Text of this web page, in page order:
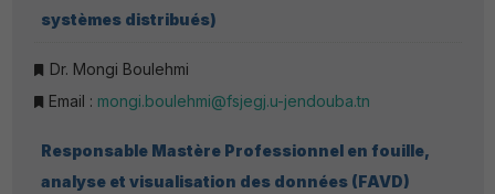
systèmes distribués)
Dr. Mongi Boulehmi
Email : mongi.boulehmi@fsjegj.u-jendouba.tn
Responsable Mastère Professionnel en fouille,
analyse et visualisation des données (FAVD)